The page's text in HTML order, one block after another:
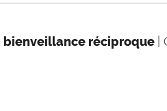
bienveillance réciproque